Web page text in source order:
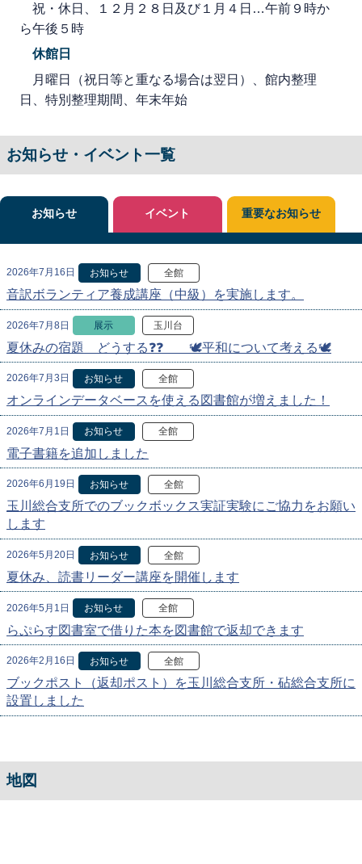
祝・休日、１２月２８日及び１月４日…午前９時か
ら午後５時
休館日
月曜日（祝日等と重なる場合は翌日）、館内整理
日、特別整理期間、年末年始
お知らせ・イベント一覧
お知らせ
2026年7月16日 お知らせ 全館
音訳ボランティア養成講座（中級）を実施します。
2026年7月8日 展示 玉川台
夏休みの宿題 どうする❓❓ 🕊️平和について考える🕊️
2026年7月3日 お知らせ 全館
オンラインデータベースを使える図書館が増えました！
2026年7月1日 お知らせ 全館
電子書籍を追加しました
2026年6月19日 お知らせ 全館
玉川総合支所でのブックボックス実証実験にご協力をお願い
します
2026年5月20日 お知らせ 全館
夏休み、読書リーダー講座を開催します
2026年5月1日 お知らせ 全館
らぷらす図書室で借りた本を図書館で返却できます
2026年2月16日 お知らせ 全館
ブックポスト（返却ポスト）を玉川総合支所・砧総合支所に
設置しました
イベント 重要なお知らせ
地図